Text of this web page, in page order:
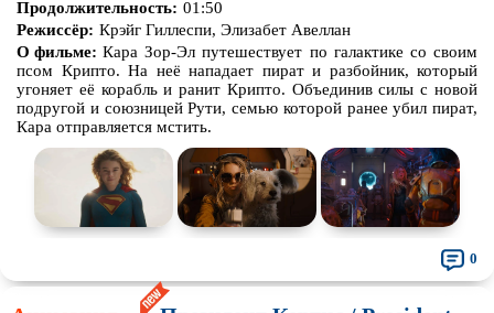
Продолжительность: 01:50
Режиссёр: Крэйг Гиллеспи, Элизабет Авеллан
О фильме: Кара Зор-Эл путешествует по галактике со своим
псом Крипто. На неё нападает пират и разбойник, который
угоняет её корабль и ранит Крипто. Объединив силы с новой
подругой и союзницей Рути, семью которой ранее убил пират,
Кара отправляется мстить.
0